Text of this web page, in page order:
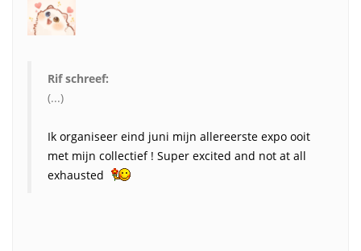
Rif schreef:
(...)
Ik organiseer eind juni mijn allereerste expo ooit
met mijn collectief ! Super excited and not at all
exhausted